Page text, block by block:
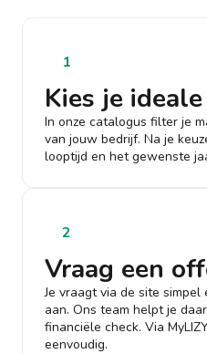
1
Kies je
In onze catalogus filter je
van jouw bedrijf. Na je
looptijd en het gewenste
2
Vraag een
Je vraagt via de site
aan. Ons team helpt je
financiële check. Via
eenvoudig.